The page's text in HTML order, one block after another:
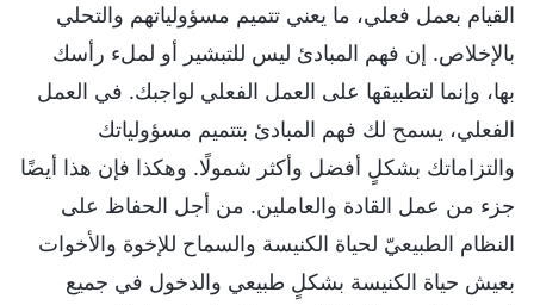
القيام بعمل فعلي، ما يعني تتميم مسؤولياتهم والتحلي
بالإخلاص. إن فهم المبادئ ليس للتبشير أو لملء رأسك
بها، وإنما لتطبيقها على العمل الفعلي لواجبك. في العمل
الفعلي، يسمح لك فهم المبادئ بتتميم مسؤولياتك
والتزاماتك بشكلٍ أفضل وأكثر شمولًا. وهكذا فإن هذا أيضًا
جزء من عمل القادة والعاملين. من أجل الحفاظ على
النظام الطبيعيّ لحياة الكنيسة والسماح للإخوة والأخوات
بعيش حياة الكنيسة بشكلٍ طبيعي والدخول في جميع